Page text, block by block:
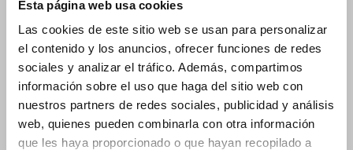
Esta página web usa cookies
Las cookies de este sitio web se usan para personalizar
el contenido y los anuncios, ofrecer funciones de redes
sociales y analizar el tráfico. Además, compartimos
información sobre el uso que haga del sitio web con
nuestros partners de redes sociales, publicidad y análisis
web, quienes pueden combinarla con otra información
que les haya proporcionado o que hayan recopilado a